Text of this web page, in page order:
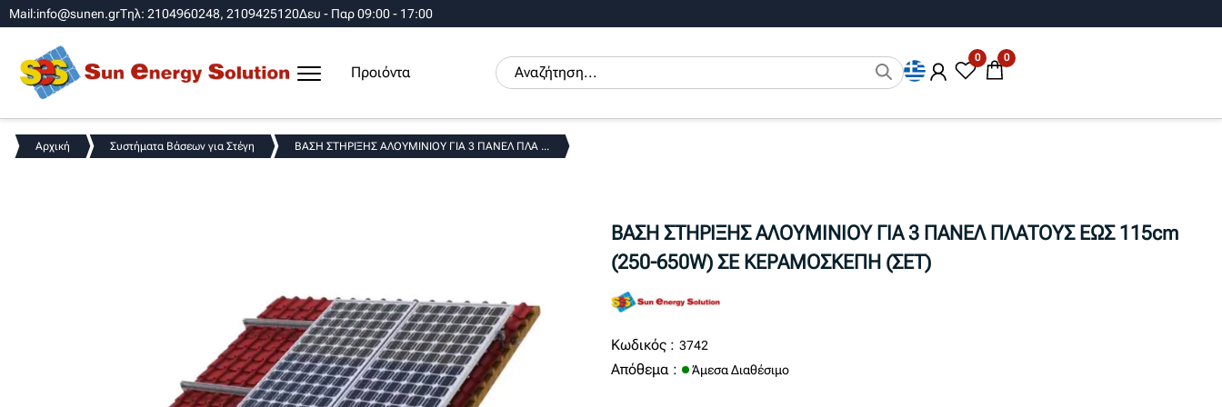
Mail:info@sunen.grΤηλ: 2104960248, 2109425120Δευ - Παρ 09:00 - 17:00
Προιόντα
0 0
Αρχική Συστήματα Βάσεων για Στέγη ΒΑΣΗ ΣΤΗΡΙΞΗΣ ΑΛΟΥΜΙΝΙΟΥ ΓΙΑ 3 ΠΑΝΕΛ ΠΛΑ ...
ΒΑΣΗ ΣΤΗΡΙΞΗΣ ΑΛΟΥΜΙΝΙΟΥ ΓΙΑ 3 ΠΑΝΕΛ ΠΛΑΤΟΥΣ ΕΩΣ 115cm
(250-650W) ΣΕ ΚΕΡΑΜΟΣΚΕΠΗ (ΣΕΤ)
Κωδικός : 3742
Απόθεμα : Άμεσα Διαθέσιμο